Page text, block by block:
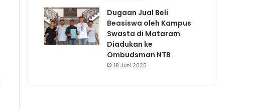
Dugaan Jual Beli
Beasiswa oleh Kampus
Swasta di Mataram
Diadukan ke
Ombudsman NTB
18 Juni 2025